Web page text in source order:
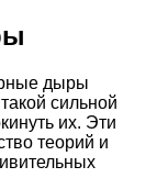
дыры
сильной
их. Эти
теорий и